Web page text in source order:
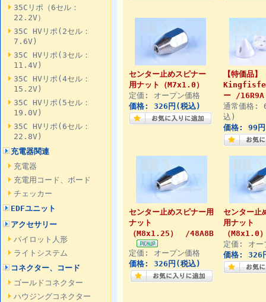
35Cリポ（6セル：
22.2V）
35C HVリポ(2セル：
7.6V)
35C HVリポ(3セル：
11.4V)
35C HVリポ(4セル：
15.2V)
35C HVリポ(5セル：
19.0V)
35C HVリポ(6セル：
22.8V)
充電器関連
充電器
充電用コード、ボード
チェッカー
EDFユニット
アクセサリー
パイロット人形
ライトシステム
コネクター、コード
ゴールドコネクター
ハウジングコネクター
センター止めスピナー
用ナット（M7x1.0）
定価: オープン価格
価格: 326円(税込)
【特価品】
Kingfisfer
ー /16R9A
通常価格:
込)
価格: 99
センター止めスピナー用
ナット
（M8x1.25） /48A8B
定価: オープン価格
価格: 326円(税込)
センター止
用ナット
（
定価: オー
価格: 326